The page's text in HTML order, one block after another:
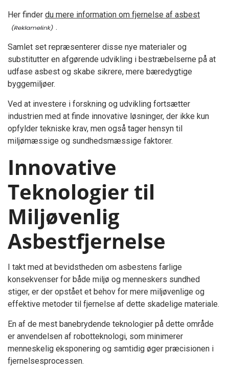
Her finder du mere information om fjernelse af asbest
.
Samlet set repræsenterer disse nye materialer og
substitutter en afgørende udvikling i bestræbelserne på at
udfase asbest og skabe sikrere, mere bæredygtige
byggemiljøer.
Ved at investere i forskning og udvikling fortsætter
industrien med at finde innovative løsninger, der ikke kun
opfylder tekniske krav, men også tager hensyn til
miljømæssige og sundhedsmæssige faktorer.
Innovative
Teknologier til
Miljøvenlig
Asbestfjernelse
I takt med at bevidstheden om asbestens farlige
konsekvenser for både miljø og menneskers sundhed
stiger, er der opstået et behov for mere miljøvenlige og
effektive metoder til fjernelse af dette skadelige materiale.
En af de mest banebrydende teknologier på dette område
er anvendelsen af robotteknologi, som minimerer
menneskelig eksponering og samtidig øger præcisionen i
fjernelsesprocessen.